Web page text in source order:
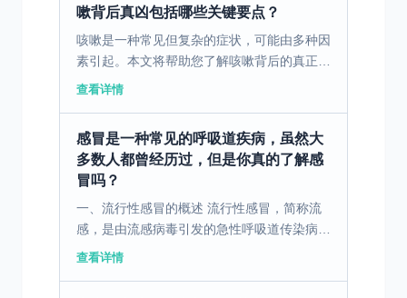
嗽背后真凶包括哪些关键要点？
咳嗽是一种常见但复杂的症状，可能由多种因
素引起。本文将帮助您了解咳嗽背后的真正原
因，并提供有效的应对方法。 一、咳嗽的主
查看详情
感冒是一种常见的呼吸道疾病，虽然大
多数人都曾经历过，但是你真的了解感
冒吗？
一、流行性感冒的概述 流行性感冒，简称流
感，是由流感病毒引发的急性呼吸道传染病。
流感病毒主要分为甲型、乙型和丙型三种。其
查看详情